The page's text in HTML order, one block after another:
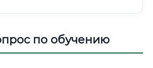
по обучению